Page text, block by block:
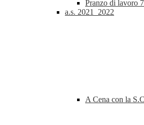
Pranzo di lavoro
a.s. 2021_2022
A Cena con la